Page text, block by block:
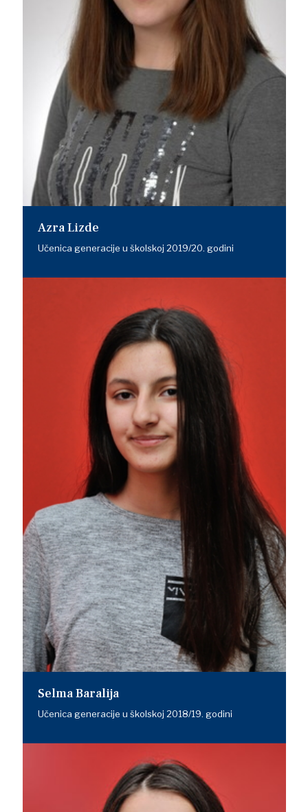
Azra Lizde
Učenica generacije u školskoj 2019/20. godini
Selma Baralija
Učenica generacije u školskoj 2018/19. godini